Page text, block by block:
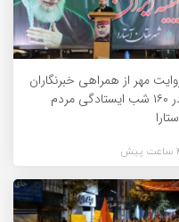
مهر از همراهی خبرنگاران
در ۱۶۰ شب ایستادگی مردم